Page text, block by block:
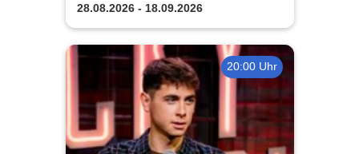
28.08.2026 - 18.09.2026
20:00 Uhr